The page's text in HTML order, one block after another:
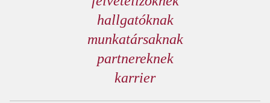
hallgatóknak
munkatársaknak
partnereknek
karrier